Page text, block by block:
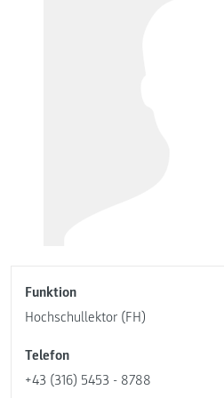
Funktion
Hochschullektor (FH)
Telefon
+43 (316) 5453 - 8788